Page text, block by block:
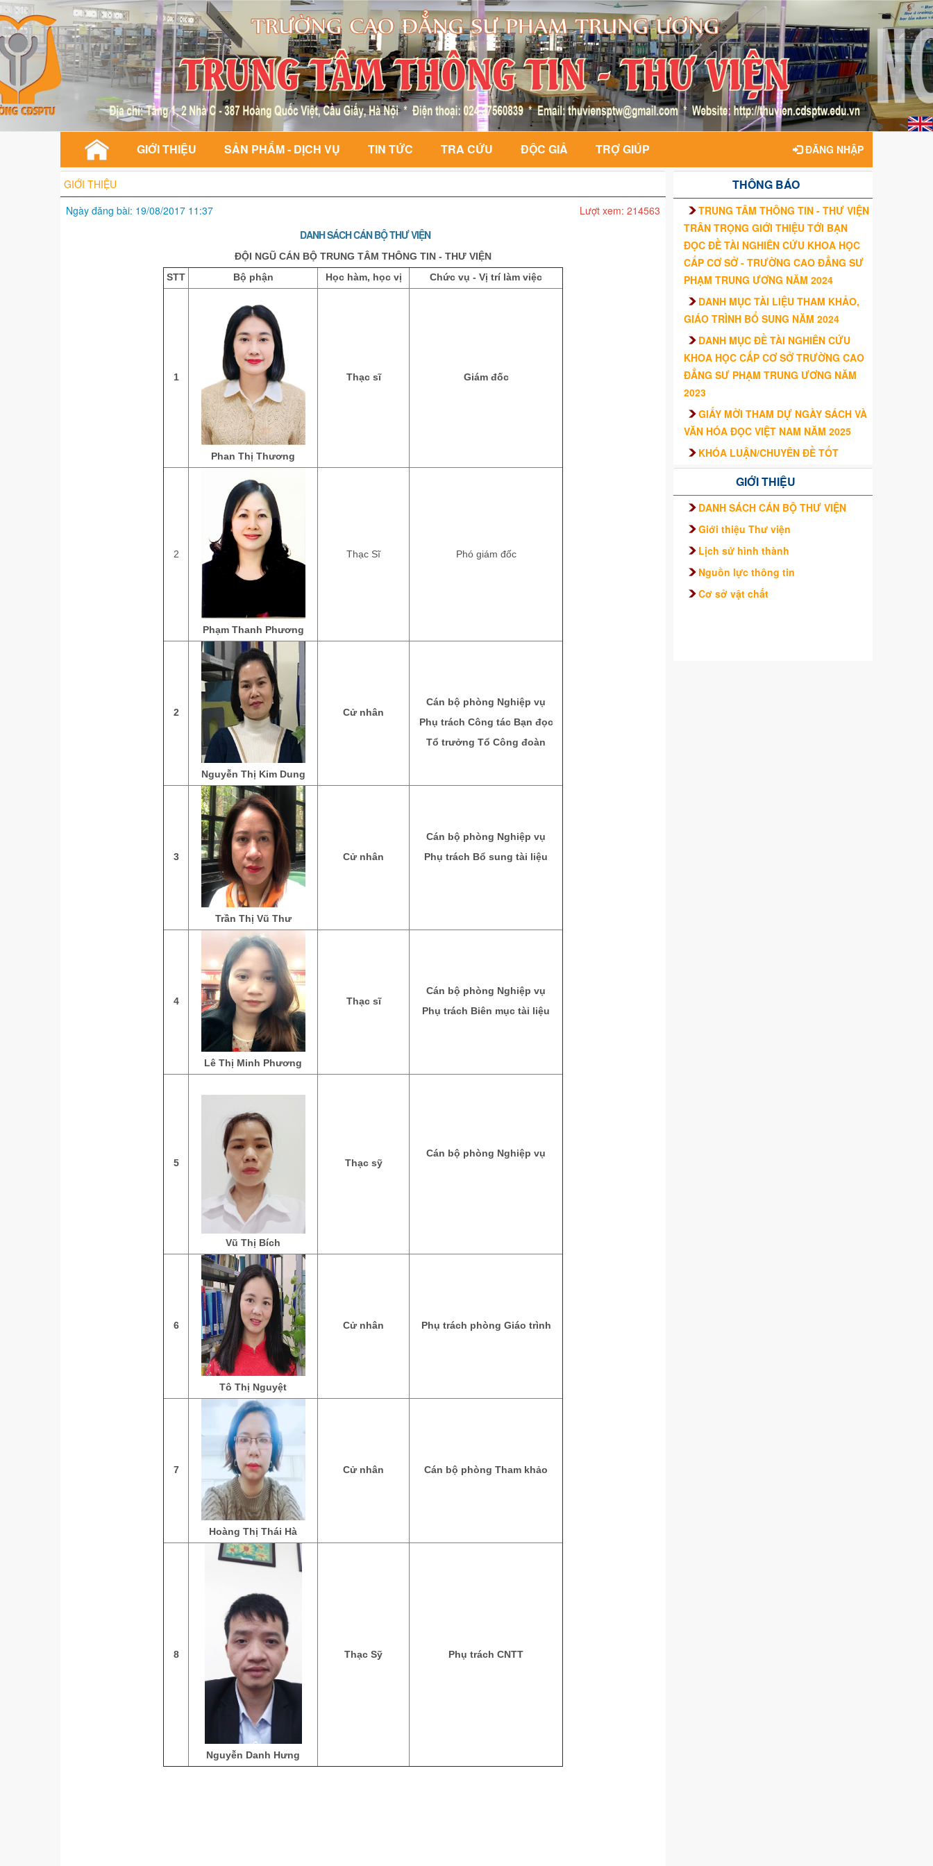
GIỚI THIỆU SẢN PHẨM - DỊCH VỤ TIN TỨC TRA CỨU ĐỘC GIẢ TRỢ GIÚP ĐĂNG NHẬP
GIỚI THIỆU
Ngày đăng bài: 19/08/2017 11:37
Lượt xem: 214563
DANH SÁCH CÁN BỘ THƯ VIỆN
ĐỘI NGŨ CÁN BỘ TRUNG TÂM THÔNG TIN - THƯ VIỆN
STT
Bộ phận Học hàm, học vị Chức vụ - Vị trí làm việc
1
Phan Thị Thương
Thạc sĩ Giám đốc
2
Phạm Thanh Phương
Thạc Sĩ Phó giám đốc
2
Nguyễn Thị Kim Dung
Cử nhân
Cán bộ phòng Nghiệp vụ
Phụ trách Công tác Bạn đọc
Tổ trưởng Tổ Công đoàn
3
Trần Thị Vũ Thư
Cử nhân
Cán bộ phòng Nghiệp vụ
Phụ trách Bổ sung tài liệu
4
Lê Thị Minh Phương
Thạc sĩ
Cán bộ phòng Nghiệp vụ
Phụ trách Biên mục tài liệu
5
Vũ Thị Bích
Thạc sỹ
Cán bộ phòng Nghiệp vụ
6
Tô Thị Nguyệt
Cử nhân Phụ trách phòng Giáo trình
7
Hoàng Thị Thái Hà
Cử nhân Cán bộ phòng Tham khảo
8
Nguyễn Danh Hưng
Thạc Sỹ Phụ trách CNTT
THÔNG BÁO
TRUNG TÂM THÔNG TIN - THƯ VIỆN
TRÂN TRỌNG GIỚI THIỆU TỚI BẠN
ĐỌC ĐỀ TÀI NGHIÊN CỨU KHOA HỌC
CẤP CƠ SỞ - TRƯỜNG CAO ĐẲNG SƯ
PHẠM TRUNG ƯƠNG NĂM 2024
DANH MỤC TÀI LIỆU THAM KHẢO,
GIÁO TRÌNH BỔ SUNG NĂM 2024
DANH MỤC ĐỀ TÀI NGHIÊN CỨU
KHOA HỌC CẤP CƠ SỞ TRƯỜNG CAO
ĐẲNG SƯ PHẠM TRUNG ƯƠNG NĂM
2023
GIẤY MỜI THAM DỰ NGÀY SÁCH VÀ
VĂN HÓA ĐỌC VIỆT NAM NĂM 2025
KHÓA LUẬN/CHUYÊN ĐỀ TỐT
NGHIỆP CỦA SINH VIÊN – TRƯỜNG
CAO ĐẲNG SƯ PHẠM TRUNG ƯƠNG
TRÌNH ĐỘ CAO ĐẲNG HỆ CHÍNH QUY
KHÓA 2021 – 2024
GIỚI THIỆU
DANH SÁCH CÁN BỘ THƯ VIỆN
Giới thiệu Thư viện
Lịch sử hình thành
Nguồn lực thông tin
Cơ sở vật chất